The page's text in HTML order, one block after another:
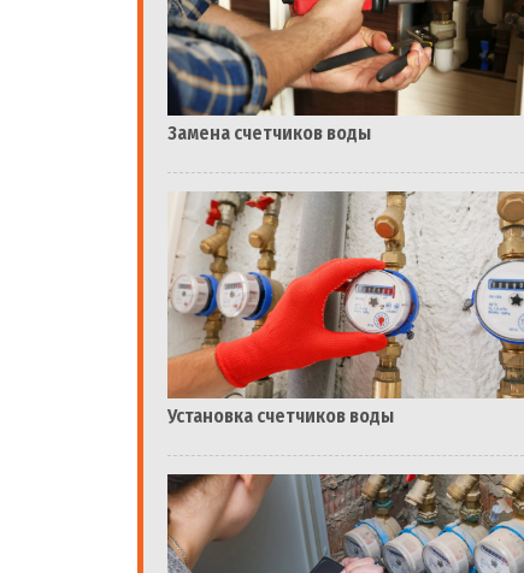
Замена счетчиков воды
Установка счетчиков воды